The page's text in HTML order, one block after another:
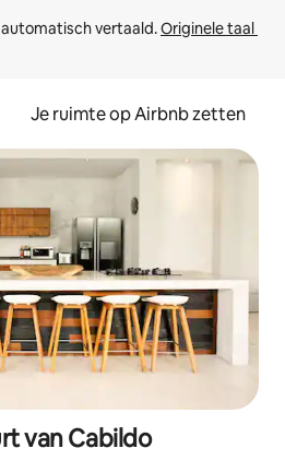
vertaald. Originele taal
Je ruimte op Airbnb zetten
van Cabildo